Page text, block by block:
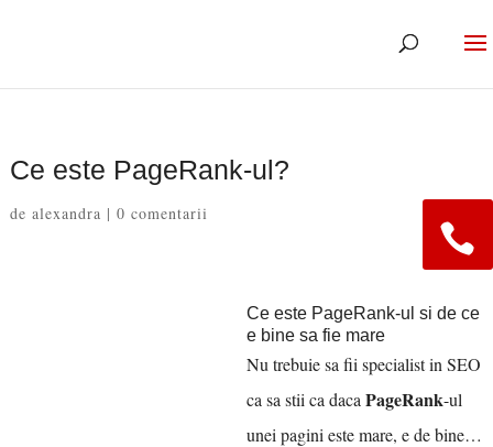
Ce este PageRank-ul?
de alexandra | 0 comentarii
Ce este PageRank-ul si de ce
e bine sa fie mare
Nu trebuie sa fii specialist in SEO
ca sa stii ca daca PageRank-ul
unei pagini este mare, e de bine…